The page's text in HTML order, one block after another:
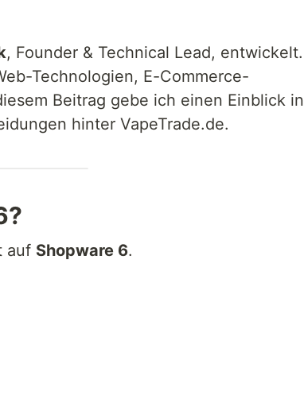
, Founder & Technical Lead, entwickelt.
Technologien, E-Commerce-
Beitrag gebe ich einen Einblick in
hinter VapeTrade.de.
auf Shopware 6.